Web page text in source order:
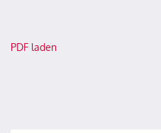
PDF laden